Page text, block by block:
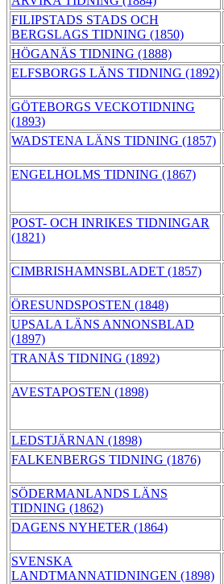
FILIPSTADS STADS OCH
BERGSLAGS TIDNING (1850)
HÖGANÄS TIDNING (1888)
ELFSBORGS LÄNS TIDNING (1892)
GÖTEBORGS VECKOTIDNING
(1893)
WADSTENA LÄNS TIDNING (1857)
ENGELHOLMS TIDNING (1867)
POST- OCH INRIKES TIDNINGAR
(1821)
CIMBRISHAMNSBLADET (1857)
ÖRESUNDSPOSTEN (1848)
UPSALA LÄNS ANNONSBLAD
(1897)
TRANÅS TIDNING (1892)
AVESTAPOSTEN (1898)
LEDSTJÄRNAN (1898)
FALKENBERGS TIDNING (1876)
SÖDERMANLANDS LÄNS
TIDNING (1862)
DAGENS NYHETER (1864)
SVENSKA
LANDTMANNATIDNINGEN (1898)